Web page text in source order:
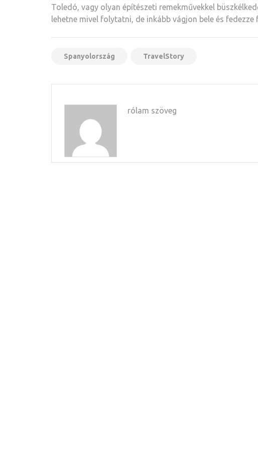
Toledó, vagy olyan építészeti remekművekkel
lehetne mivel folytatni, de inkább vágjon bele és
Spanyolország TravelStory
rólam szöveg